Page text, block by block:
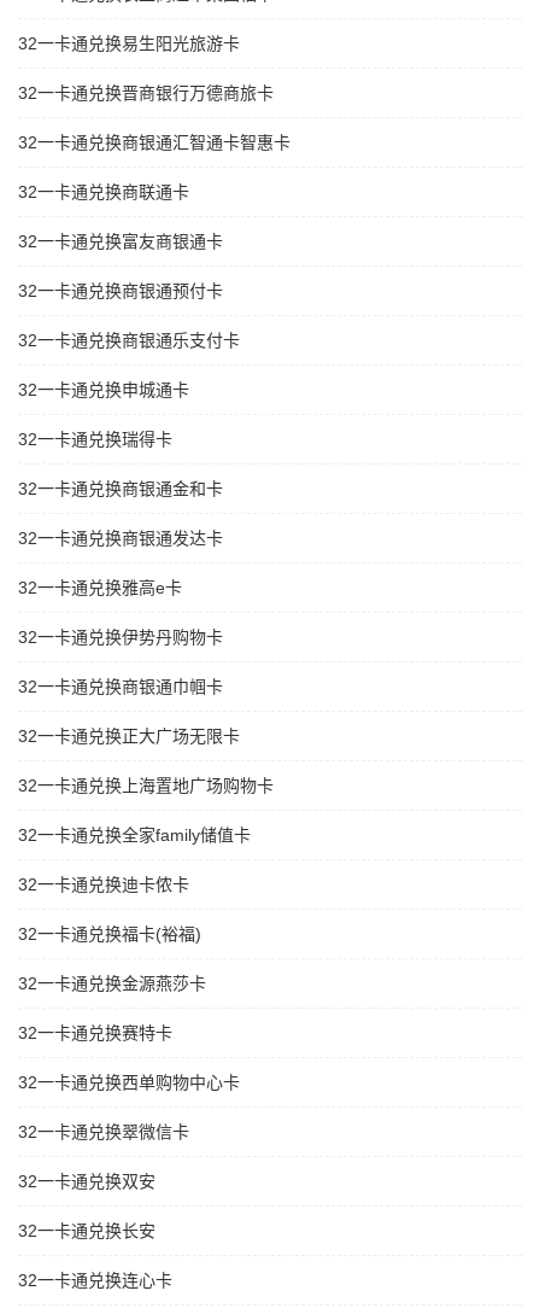
32一卡通兑换易生阳光旅游卡
32一卡通兑换晋商银行万德商旅卡
32一卡通兑换商银通汇智通卡智惠卡
32一卡通兑换商联通卡
32一卡通兑换富友商银通卡
32一卡通兑换商银通预付卡
32一卡通兑换商银通乐支付卡
32一卡通兑换申城通卡
32一卡通兑换瑞得卡
32一卡通兑换商银通金和卡
32一卡通兑换商银通发达卡
32一卡通兑换雅高e卡
32一卡通兑换伊势丹购物卡
32一卡通兑换商银通巾帼卡
32一卡通兑换正大广场无限卡
32一卡通兑换上海置地广场购物卡
32一卡通兑换全家family储值卡
32一卡通兑换迪卡侬卡
32一卡通兑换福卡(裕福)
32一卡通兑换金源燕莎卡
32一卡通兑换赛特卡
32一卡通兑换西单购物中心卡
32一卡通兑换翠微信卡
32一卡通兑换双安
32一卡通兑换长安
32一卡通兑换连心卡